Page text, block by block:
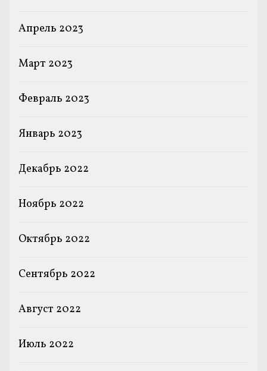
Апрель 2023
Март 2023
Февраль 2023
Январь 2023
Декабрь 2022
Ноябрь 2022
Октябрь 2022
Сентябрь 2022
Август 2022
Июль 2022